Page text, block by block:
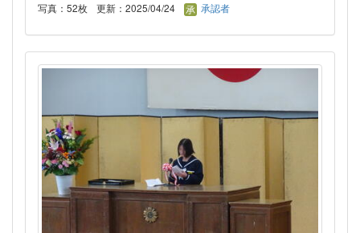
写真：52枚 更新：2025/04/24 承認者